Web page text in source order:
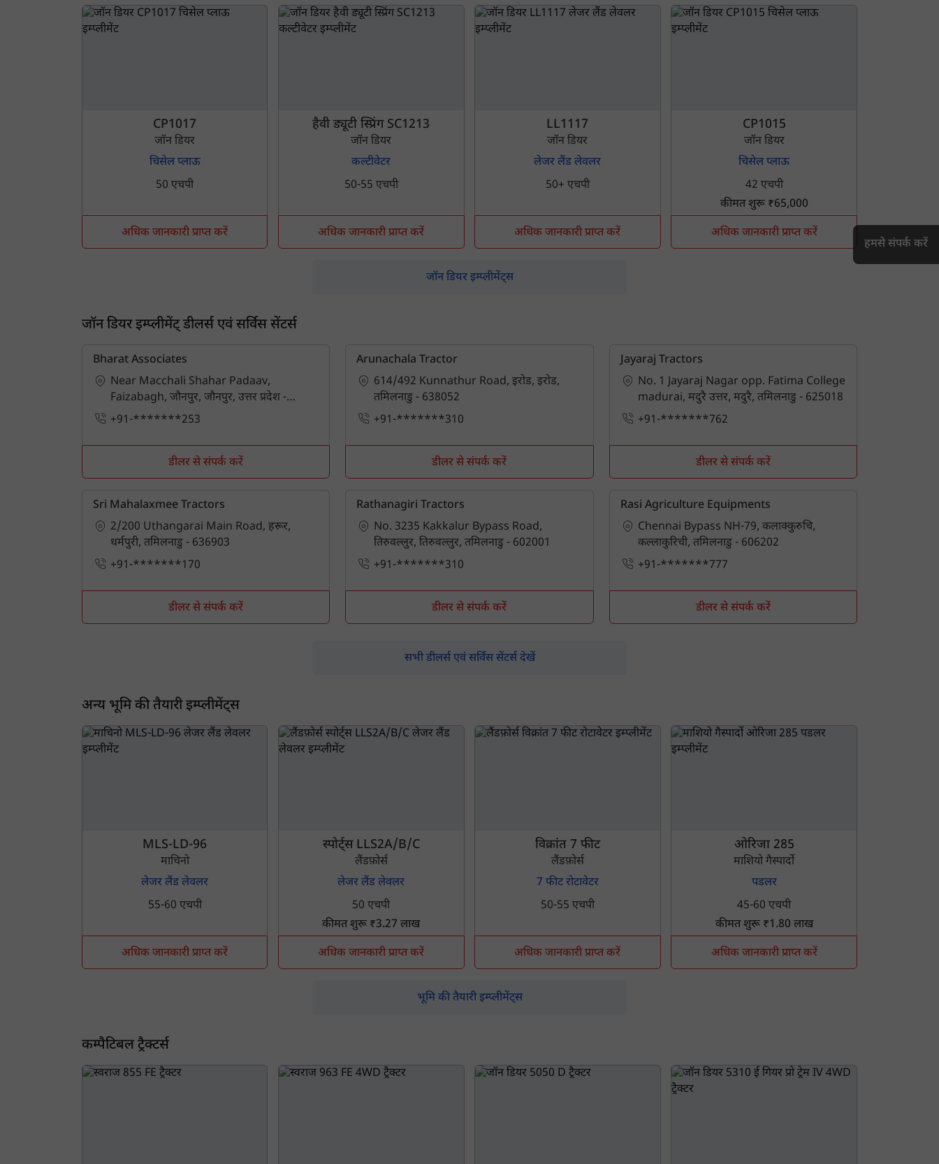
CP1017
जॉन डियर
चिसेल प्लाऊ
50 एचपी
अधिक जानकारी प्राप्त करें
हैवी ड्यूटी स्प्रिंग SC1213
जॉन डियर
कल्टीवेटर
50-55 एचपी
अधिक जानकारी प्राप्त करें
LL1117
जॉन डियर
लेजर लैंड लेवलर
50+ एचपी
अधिक जानकारी प्राप्त करें
CP1015
जॉन डियर
चिसेल प्लाऊ
42 एचपी
कीमत शुरू ₹65,000
अधिक जानकारी प्राप्त करें
जॉन डियर इम्प्लीमेंट्स
जॉन डियर इम्प्लीमेंट् डीलर्स एवं सर्विस सेंटर्स
Bharat Associates
Near Macchali Shahar Padaav,
Faizabagh, जौनपुर, जौनपुर, उत्तर प्रदेश -
222002
+91-*******253
डीलर से संपर्क करें
Arunachala Tractor
614/492 Kunnathur Road, इरोड, इरोड,
तमिलनाडु - 638052
+91-*******310
डीलर से संपर्क करें
Jayaraj Tractors
No. 1 Jayaraj Nagar opp. Fatima College
madurai, मदुरै उत्तर, मदुरै, तमिलनाडु - 625018
+91-*******762
डीलर से संपर्क करें
Sri Mahalaxmee Tractors
2/200 Uthangarai Main Road, हरूर,
धर्मपुरी, तमिलनाडु - 636903
+91-*******170
डीलर से संपर्क करें
Rathanagiri Tractors
No. 3235 Kakkalur Bypass Road,
तिरुवल्लुर, तिरुवल्लुर, तमिलनाडु - 602001
+91-*******310
डीलर से संपर्क करें
Rasi Agriculture Equipments
Chennai Bypass NH-79, कलाक्कुरुचि,
कल्लाकुरिची, तमिलनाडु - 606202
+91-*******777
डीलर से संपर्क करें
सभी डीलर्स एवं सर्विस सेंटर्स देखें
अन्य भूमि की तैयारी इम्प्लीमेंट्स
MLS-LD-96
माचिनो
लेजर लैंड लेवलर
55-60 एचपी
अधिक जानकारी प्राप्त करें
स्पोर्ट्स LLS2A/B/C
लैंडफ़ोर्स
लेजर लैंड लेवलर
50 एचपी
कीमत शुरू ₹3.27 लाख
अधिक जानकारी प्राप्त करें
विक्रांत 7 फीट
लैंडफ़ोर्स
7 फीट रोटावेटर
50-55 एचपी
अधिक जानकारी प्राप्त करें
ओरिजा 285
माशियो गैस्पार्दो
पडलर
45-60 एचपी
कीमत शुरू ₹1.80 लाख
अधिक जानकारी प्राप्त करें
भूमि की तैयारी इम्प्लीमेंट्स
कम्पैटिबल ट्रैक्टर्स
हमसे संपर्क करें
हम आपकी किस प्रकार सहायता कर सकते हैं?
मोबाइल नंबर दर्ज करें ओटीपी भेजें
ओटीपी दर्ज करें
पिन कोड दर्ज करें*
Also interested in Implement loans
सबमिट